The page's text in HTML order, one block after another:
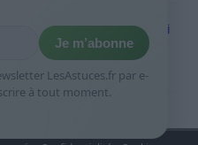
par jour est-ce utile et quoi
Je m’abonne
LesAstuces.fr par e-
à tout moment.